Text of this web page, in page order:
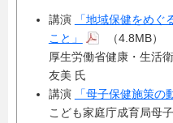
講演
「地域保健をめ
こと」
（4.8MB）
厚生労働省健康・生活
友美 氏
講演
「母子保健施策の
こども家庭庁成育局母